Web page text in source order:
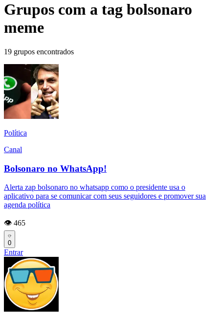
Grupos com a tag bolsonaro
meme
19 grupos encontrados
Política
Canal
Bolsonaro no WhatsApp!
Alerta zap bolsonaro no whatsapp como o presidente usa o
aplicativo para se comunicar com seus seguidores e promover sua
agenda política
👁️ 465
0
Entrar